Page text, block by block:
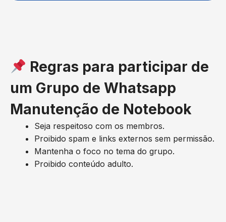
Regras para participar de
um Grupo de Whatsapp
Manutenção de Notebook
Seja respeitoso com os membros.
Proibido spam e links externos sem permissão.
Mantenha o foco no tema do grupo.
Proibido conteúdo adulto.